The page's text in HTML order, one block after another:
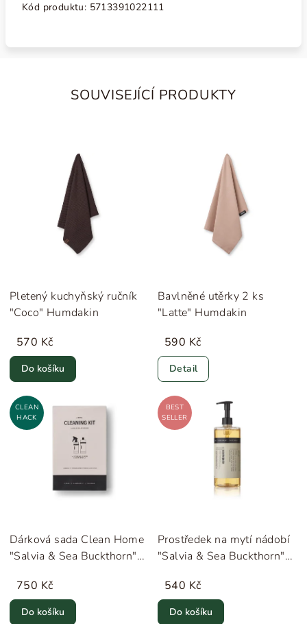
Kód produktu: 5713391022111
SOUVISEJÍCÍ PRODUKTY
Pletený kuchyňský ručník
"Coco" Humdakin
570 Kč
Do košíku
Bavlněné utěrky 2 ks
"Latte" Humdakin
590 Kč
Detail
CLEAN
HACK
Dárková sada Clean Home
"Salvia & Sea Buckthorn"
750 Kč
Do košíku
BEST
SELLER
Prostředek na mytí nádobí
"Salvia & Sea Buckthorn"
540 Kč
Do košíku